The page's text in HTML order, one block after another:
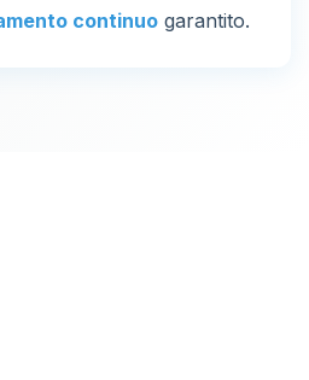
continuo garantito.